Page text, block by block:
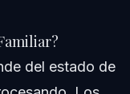
del estado de